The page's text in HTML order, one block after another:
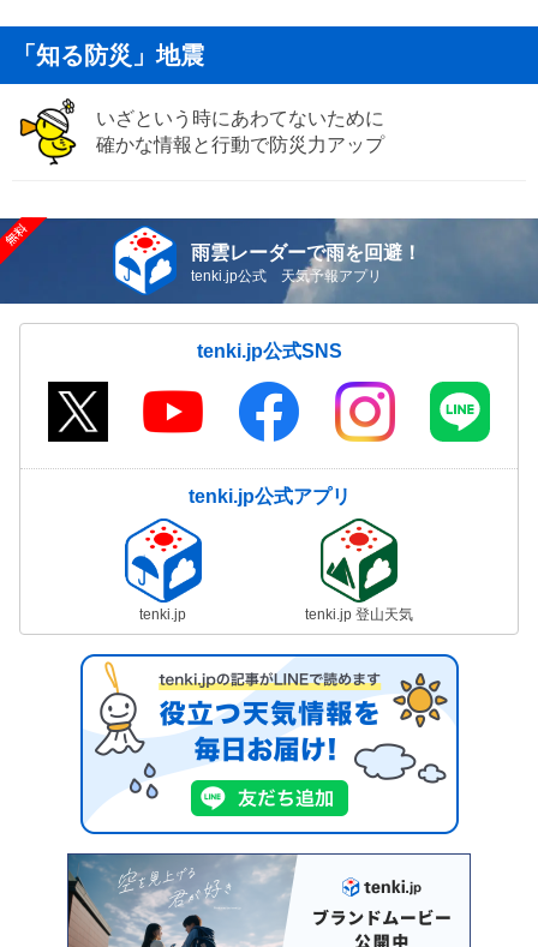
「知る防災」地震
いざという時にあわてないために
確かな情報と行動で防災力アップ
雨雲レーダーで雨を回避！
tenki.jp公式 天気予報アプリ
tenki.jp公式SNS
tenki.jp公式アプリ
tenki.jp tenki.jp 登山天気